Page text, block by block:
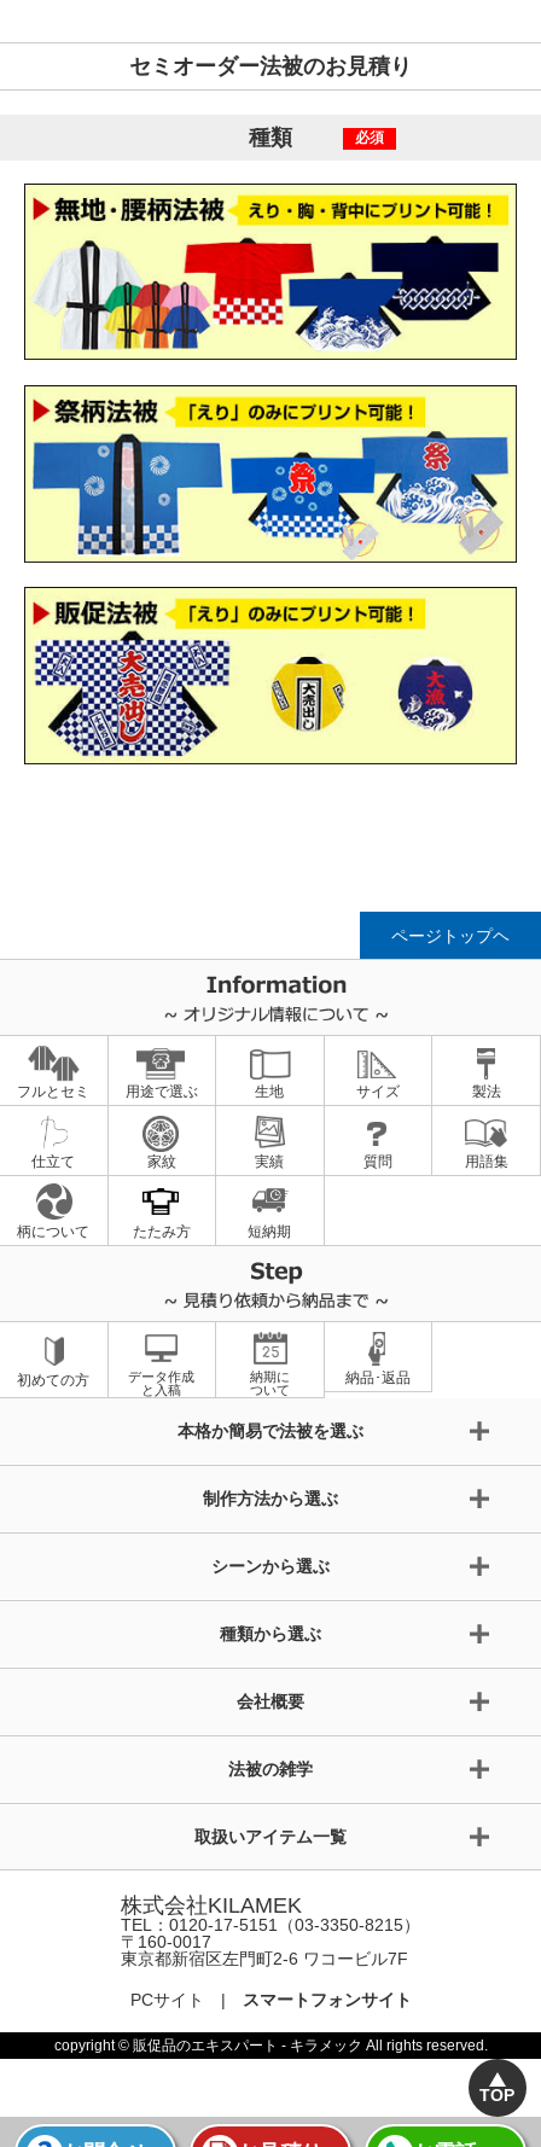
セミオーダー法被のお見積り
種類 必須
ページトップヘ
フルとセミ 用途で選ぶ 生地 サイズ 製法
仕立て 家紋 実績 質問 用語集
柄について たたみ方 短納期
初めての方
データ作成
と入稿
納期に
ついて
納品･返品
本格か簡易で法被を選ぶ
制作方法から選ぶ
シーンから選ぶ
種類から選ぶ
会社概要
法被の雑学
取扱いアイテム一覧
株式会社KILAMEK
TEL：0120-17-5151（03-3350-8215）
〒160-0017
東京都新宿区左門町2-6 ワコービル7F
PCサイト | スマートフォンサイト
copyright © 販促品のエキスパート - キラメック All rights reserved.
TOP